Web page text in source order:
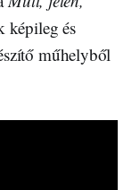
képileg és
műhelyből